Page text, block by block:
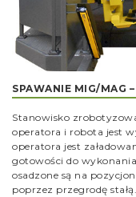
SPAWANIE MIG/MAG
Stanowisko
operatora i robota jest
operatora jest
gotowości do
osadzone są na
poprzez przegrodę